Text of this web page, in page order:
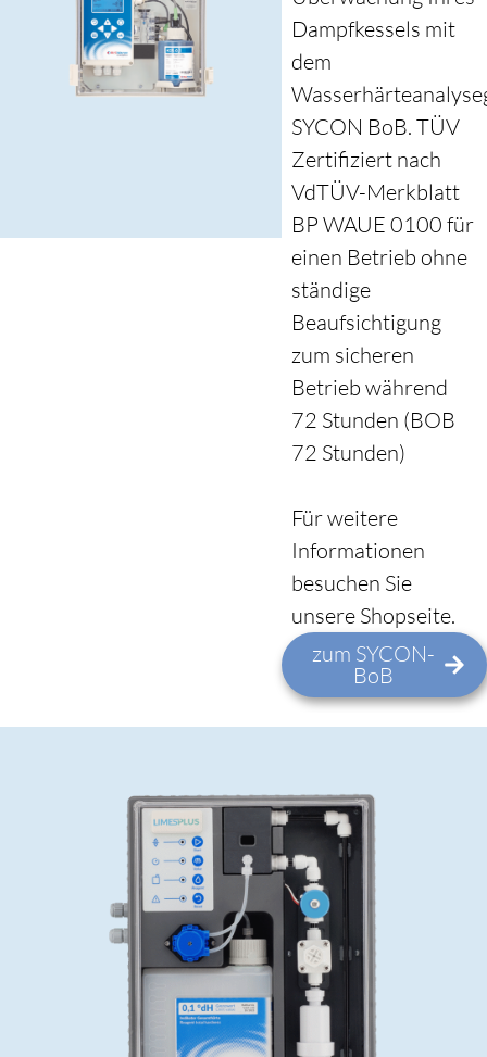
Dampfkessels mit
dem
SYCON BoB. TÜV
Zertifiziert nach
VdTÜV-Merkblatt
BP WAUE 0100 für
einen Betrieb ohne
ständige
Beaufsichtigung
zum sicheren
Betrieb während
72 Stunden (BOB
72 Stunden)
Für weitere
Informationen
besuchen Sie
unsere Shopseite.
zum SYCON-
BoB